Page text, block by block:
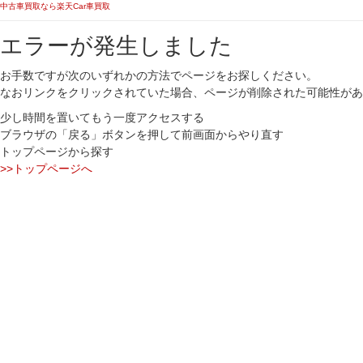
中古車買取なら楽天Car車買取
エラーが発生しました
お手数ですが次のいずれかの方法でページをお探しください。
なおリンクをクリックされていた場合、ページが削除された可能性が
少し時間を置いてもう一度アクセスする
ブラウザの「戻る」ボタンを押して前画面からやり直す
トップページから探す
>>トップページへ